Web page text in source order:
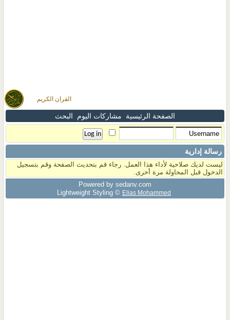
القران الكريم
الصفحة الرئيسية مشاركات اليوم البحث
رسالة إدارية
ليست لديك صلاحية لأداء هذا العمل. رجاء قم بتحديث الصفحة وقم بتسجيل
الدخول قبل المحاولة مرة أخرى.
Powered by sedany.com
Lightweight Styling © Elias Mohammed